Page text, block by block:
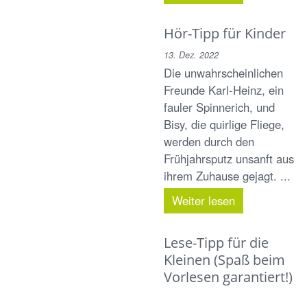
Hör-Tipp für Kinder
13. Dez. 2022
Die unwahrscheinlichen
Freunde Karl-Heinz, ein
fauler Spinnerich, und
Bisy, die quirlige Fliege,
werden durch den
Frühjahrsputz unsanft aus
ihrem Zuhause gejagt. ...
Weiter lesen
Lese-Tipp für die
Kleinen (Spaß beim
Vorlesen garantiert!)